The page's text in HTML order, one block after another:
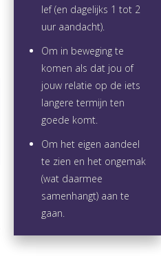
lef (en dagelijks 1 tot 2
uur aandacht).
Om in beweging te
komen als dat jou of
jouw relatie op de iets
langere termijn ten
goede komt.
Om het eigen aandeel
te zien en het ongemak
(wat daarmee
samenhangt) aan te
gaan.